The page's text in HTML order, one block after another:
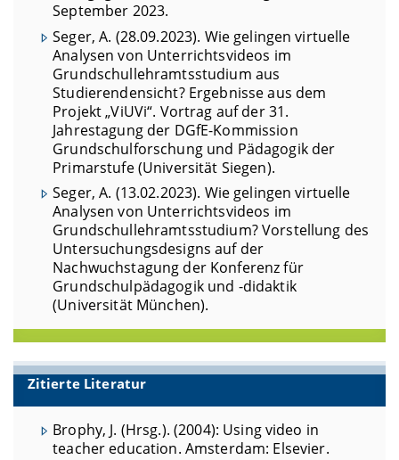
September 2023.
Seger, A. (28.09.2023). Wie gelingen virtuelle
Analysen von Unterrichtsvideos im
Grundschullehramtsstudium aus
Studierendensicht? Ergebnisse aus dem
Projekt „ViUVi“. Vortrag auf der 31.
Jahrestagung der DGfE-Kommission
Grundschulforschung und Pädagogik der
Primarstufe (Universität Siegen).
Seger, A. (13.02.2023). Wie gelingen virtuelle
Analysen von Unterrichtsvideos im
Grundschullehramtsstudium? Vorstellung des
Untersuchungsdesigns auf der
Nachwuchstagung der Konferenz für
Grundschulpädagogik und -didaktik
(Universität München).
Zitierte Literatur
Brophy, J. (Hrsg.). (2004): Using video in
teacher education. Amsterdam: Elsevier.